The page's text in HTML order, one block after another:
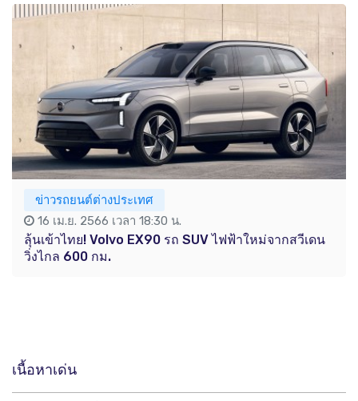
ข่าวรถยนต์ต่างประเทศ
16 เม.ย. 2566 เวลา 18:30 น.
ลุ้นเข้าไทย! Volvo EX90 รถ SUV ไฟฟ้าใหม่จากสวีเดน
วิ่งไกล 600 กม.
เนื้อหาเด่น